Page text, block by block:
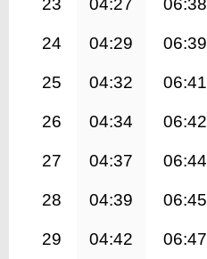
24 04:29 06:39
25 04:32 06:41
26 04:34 06:42
27 04:37 06:44
28 04:39 06:45
29 04:42 06:47